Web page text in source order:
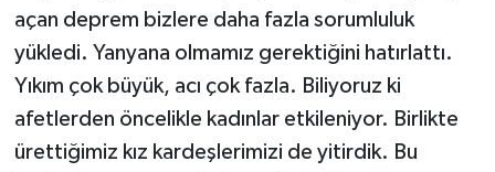
açan deprem bizlere daha fazla sorumluluk
yükledi. Yanyana olmamız gerektiğini hatırlattı.
Yıkım çok büyük, acı çok fazla. Biliyoruz ki
afetlerden öncelikle kadınlar etkileniyor. Birlikte
ürettiğimiz kız kardeşlerimizi de yitirdik. Bu